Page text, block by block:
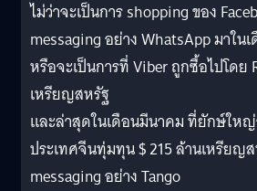
ไม่ว่าจะเป็นการ shopping ของ
messaging อย่าง WhatsApp มาใ
หรือจะเป็นการที่ Viber ถูกซื้อไปโดย
เหรียญสหรัฐ
และล่าสุดในเดือนมีนาคม ที่ยักษ์ใหญ่
ประเทศจีนทุ่มทุน $ 215 ล้านเหรียญ
messaging อย่าง Tango